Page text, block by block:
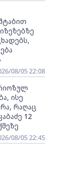
08/05 22:08
ისე
რაღაც
12
08/05 22:45